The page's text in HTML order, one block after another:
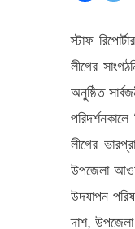
স্টাফ
লীগের
অনুষ্ঠিত
লীগের
উপজেলা
উদযাপন
দাশ, উপজেলা